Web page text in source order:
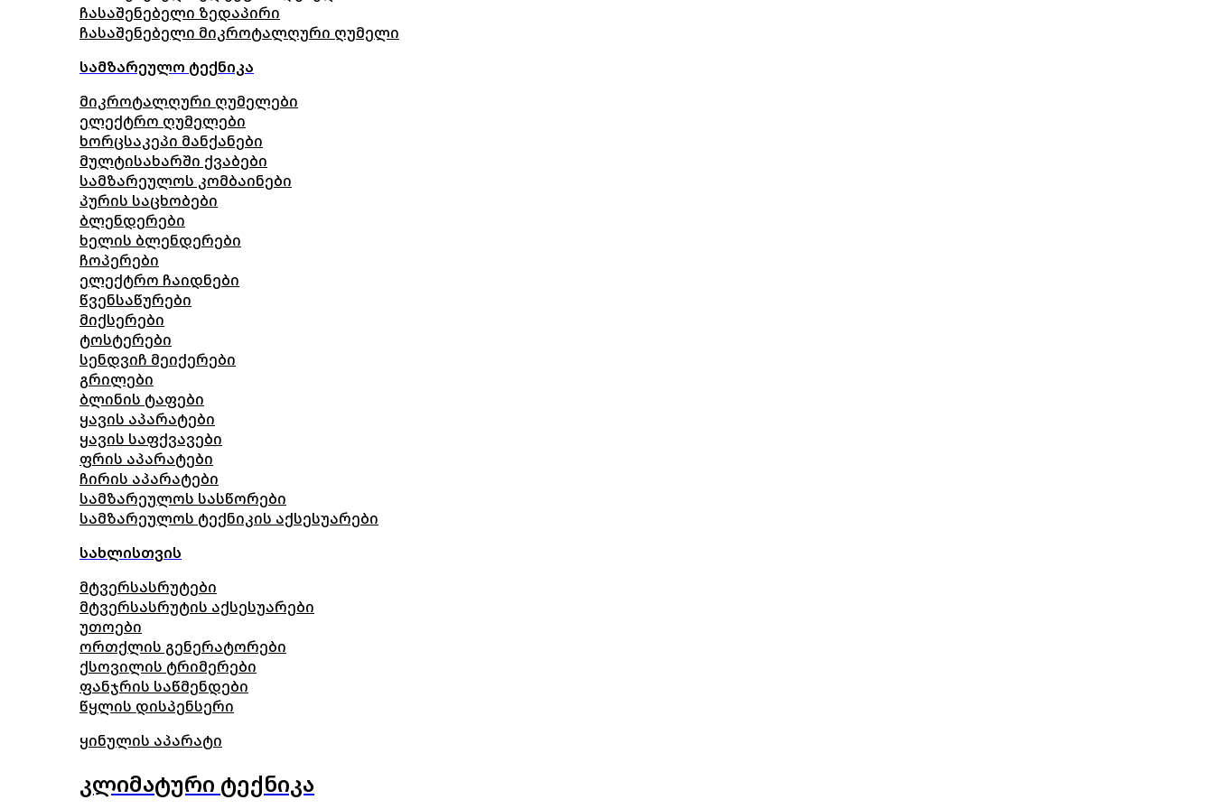
ჩასაშენებელი ზედაპირი
ჩასაშენებელი მიკროტალღური ღუმელი
სამზარეულო ტექნიკა
მიკროტალღური ღუმელები
ელექტრო ღუმელები
ხორცსაკეპი მანქანები
მულტისახარში ქვაბები
სამზარეულოს კომბაინები
პურის საცხობები
ბლენდერები
ხელის ბლენდერები
ჩოპერები
ელექტრო ჩაიდნები
წვენსაწურები
მიქსერები
ტოსტერები
სენდვიჩ მეიქერები
გრილები
ბლინის ტაფები
ყავის აპარატები
ყავის საფქვავები
ფრის აპარატები
ჩირის აპარატები
სამზარეულოს სასწორები
სამზარეულოს ტექნიკის აქსესუარები
სახლისთვის
მტვერსასრუტები
მტვერსასრუტის აქსესუარები
უთოები
ორთქლის გენერატორები
ქსოვილის ტრიმერები
ფანჯრის საწმენდები
წყლის დისპენსერი
ყინულის აპარატი
კლიმატური ტექნიკა